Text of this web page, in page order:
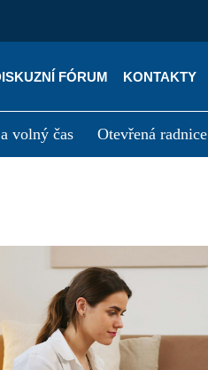
FÓRUM KONTAKTY
volný čas Otevřená radnice